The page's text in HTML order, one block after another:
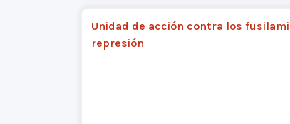
Unidad de acción contra los
represión